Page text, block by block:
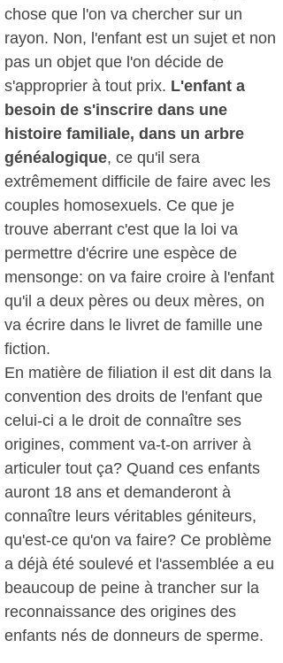
chose que l'on va chercher sur un
rayon. Non, l'enfant est un sujet et non
pas un objet que l'on décide de
s'approprier à tout prix. L'enfant a
besoin de s'inscrire dans une
histoire familiale, dans un arbre
généalogique, ce qu'il sera
extrêmement difficile de faire avec les
couples homosexuels. Ce que je
trouve aberrant c'est que la loi va
permettre d'écrire une espèce de
mensonge: on va faire croire à l'enfant
qu'il a deux pères ou deux mères, on
va écrire dans le livret de famille une
fiction.
En matière de filiation il est dit dans la
convention des droits de l'enfant que
celui-ci a le droit de connaître ses
origines, comment va-t-on arriver à
articuler tout ça? Quand ces enfants
auront 18 ans et demanderont à
connaître leurs véritables géniteurs,
qu'est-ce qu'on va faire? Ce problème
a déjà été soulevé et l'assemblée a eu
beaucoup de peine à trancher sur la
reconnaissance des origines des
enfants nés de donneurs de sperme.